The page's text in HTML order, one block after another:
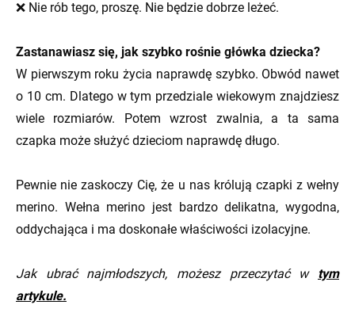
❌ Nie rób tego, proszę. Nie będzie dobrze leżeć.
Zastanawiasz się, jak szybko rośnie główka dziecka?
W pierwszym roku życia naprawdę szybko. Obwód nawet
o 10 cm. Dlatego w tym przedziale wiekowym znajdziesz
wiele rozmiarów. Potem wzrost zwalnia, a ta sama
czapka może służyć dzieciom naprawdę długo.
Pewnie nie zaskoczy Cię, że u nas królują czapki z wełny
merino. Wełna merino jest bardzo delikatna, wygodna,
oddychająca i ma doskonałe właściwości izolacyjne.
Jak ubrać najmłodszych, możesz przeczytać w tym
artykule.